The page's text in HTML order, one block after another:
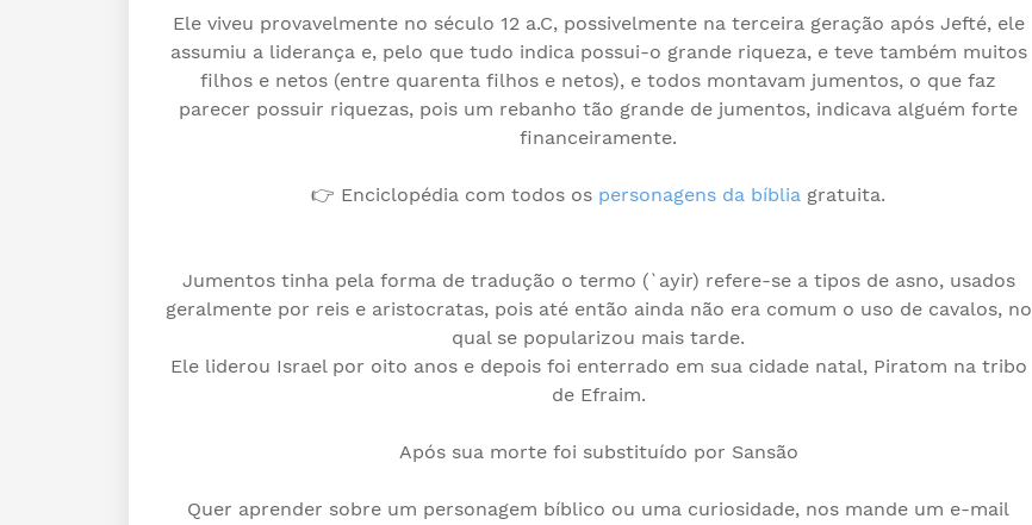
Ele viveu provavelmente no século 12 a.C, possivelmente na terceira geração após Jefté, ele
assumiu a liderança e, pelo que tudo indica possui-o grande riqueza, e teve também muitos
filhos e netos (entre quarenta filhos e netos), e todos montavam jumentos, o que faz
parecer possuir riquezas, pois um rebanho tão grande de jumentos, indicava alguém forte
financeiramente.
👉 Enciclopédia com todos os personagens da bíblia gratuita.
Jumentos tinha pela forma de tradução o termo (`ayir) refere-se a tipos de asno, usados
geralmente por reis e aristocratas, pois até então ainda não era comum o uso de cavalos, no
qual se popularizou mais tarde.
Ele liderou Israel por oito anos e depois foi enterrado em sua cidade natal, Piratom na tribo
de Efraim.
Após sua morte foi substituído por Sansão
Quer aprender sobre um personagem bíblico ou uma curiosidade, nos mande um e-mail